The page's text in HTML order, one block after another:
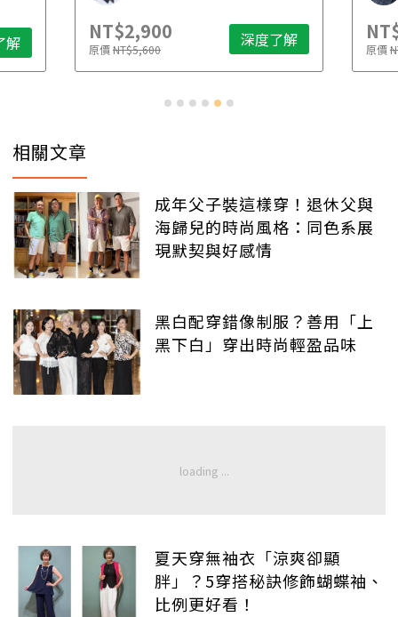
解 NT$2,900
原價NT$5,600 深度了解 原價
相關文章
成年父子裝這樣穿！退休父與
海歸兒的時尚風格：同色系展
現默契與好感情
黑白配穿錯像制服？善用「上
黑下白」穿出時尚輕盈品味
夏天穿無袖衣「涼爽卻顯
胖」？5穿搭秘訣修飾蝴蝶袖、
比例更好看！